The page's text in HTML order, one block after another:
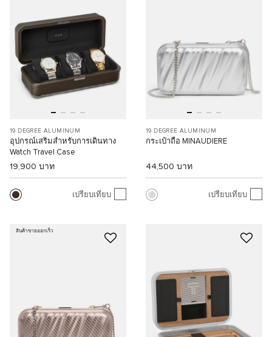
19 DEGREE ALUMINUM
อุปกรณ์เสริมสำหรับการเดินทาง
Watch Travel Case
19,900 บาท
เปรียบเทียบ
19 DEGREE ALUMINUM
กระเป๋าถือ MINAUDIERE
44,500 บาท
เปรียบเทียบ
สินค้าขายออกเร็ว